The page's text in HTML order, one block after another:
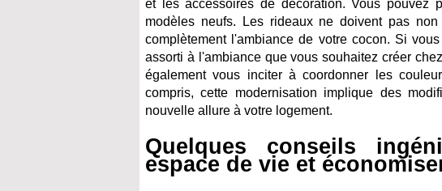
et les accessoires de décoration. Vous pouvez
modèles neufs. Les rideaux ne doivent pas
complètement l'ambiance de votre cocon. Si
assorti à l'ambiance que vous souhaitez créer
également vous inciter à coordonner les
compris, cette modernisation implique des
nouvelle allure à votre logement.
Quelques conseils
espace de vie et